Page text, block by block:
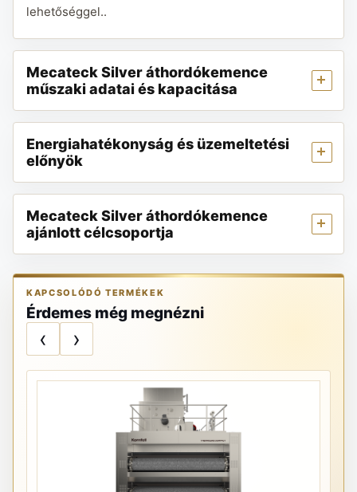
lehetőséggel..
Mecateck Silver áthordókemence
műszaki adatai és kapacitása
Energiahatékonyság és üzemeltetési
előnyök
Mecateck Silver áthordókemence
ajánlott célcsoportja
KAPCSOLÓDÓ TERMÉKEK
Érdemes még megnézni
‹ ›